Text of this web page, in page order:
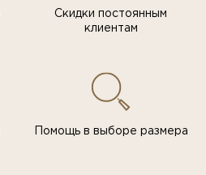
Скидки постоянным
клиентам
Помощь в выборе размера